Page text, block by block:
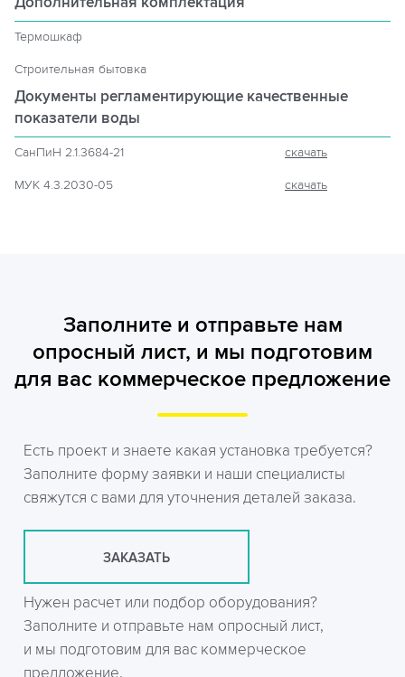
Термошкаф
Строительная бытовка
Документы регламентирующие качественные
показатели воды
СанПиН 2.1.3684-21 скачать
МУК 4.3.2030-05 скачать
Заполните и отправьте нам
опросный лист, и мы подготовим
для вас коммерческое предложение
Есть проект и знаете какая установка требуется?
Заполните форму заявки и наши специалисты
свяжутся с вами для уточнения деталей заказа.
ЗАКАЗАТЬ
Нужен расчет или подбор оборудования?
Заполните и отправьте нам опросный лист,
и мы подготовим для вас коммерческое
предложение.